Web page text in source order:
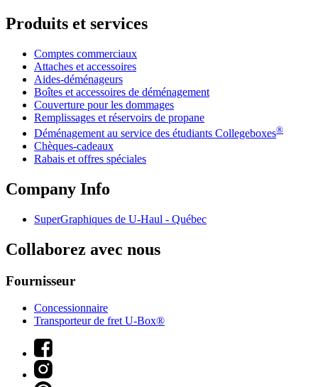
Produits et services
Comptes commerciaux
Attaches et accessoires
Aides-déménageurs
Boîtes et accessoires de déménagement
Couverture pour les dommages
Remplissages et réservoirs de propane
Déménagement au service des étudiants Collegeboxes®
Chèques-cadeaux
Rabais et offres spéciales
Company Info
SuperGraphiques de U-Haul - Québec
Collaborez avec nous
Fournisseur
Concessionnaire
Transporteur de fret U-Box®